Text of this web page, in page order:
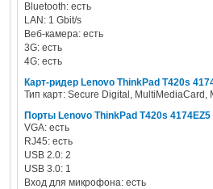
Bluetooth: есть
LAN: 1 Gbit/s
Веб-камера: есть
3G: есть
4G: есть
Карт-ридер Lenovo ThinkPad T420s
Тип карт: Secure Digital, MultiMediaCard,
Порты Lenovo ThinkPad T420s 4174EZ5
VGA: есть
RJ45: есть
USB 2.0: 2
USB 3.0: 1
Вход для микрофона: есть